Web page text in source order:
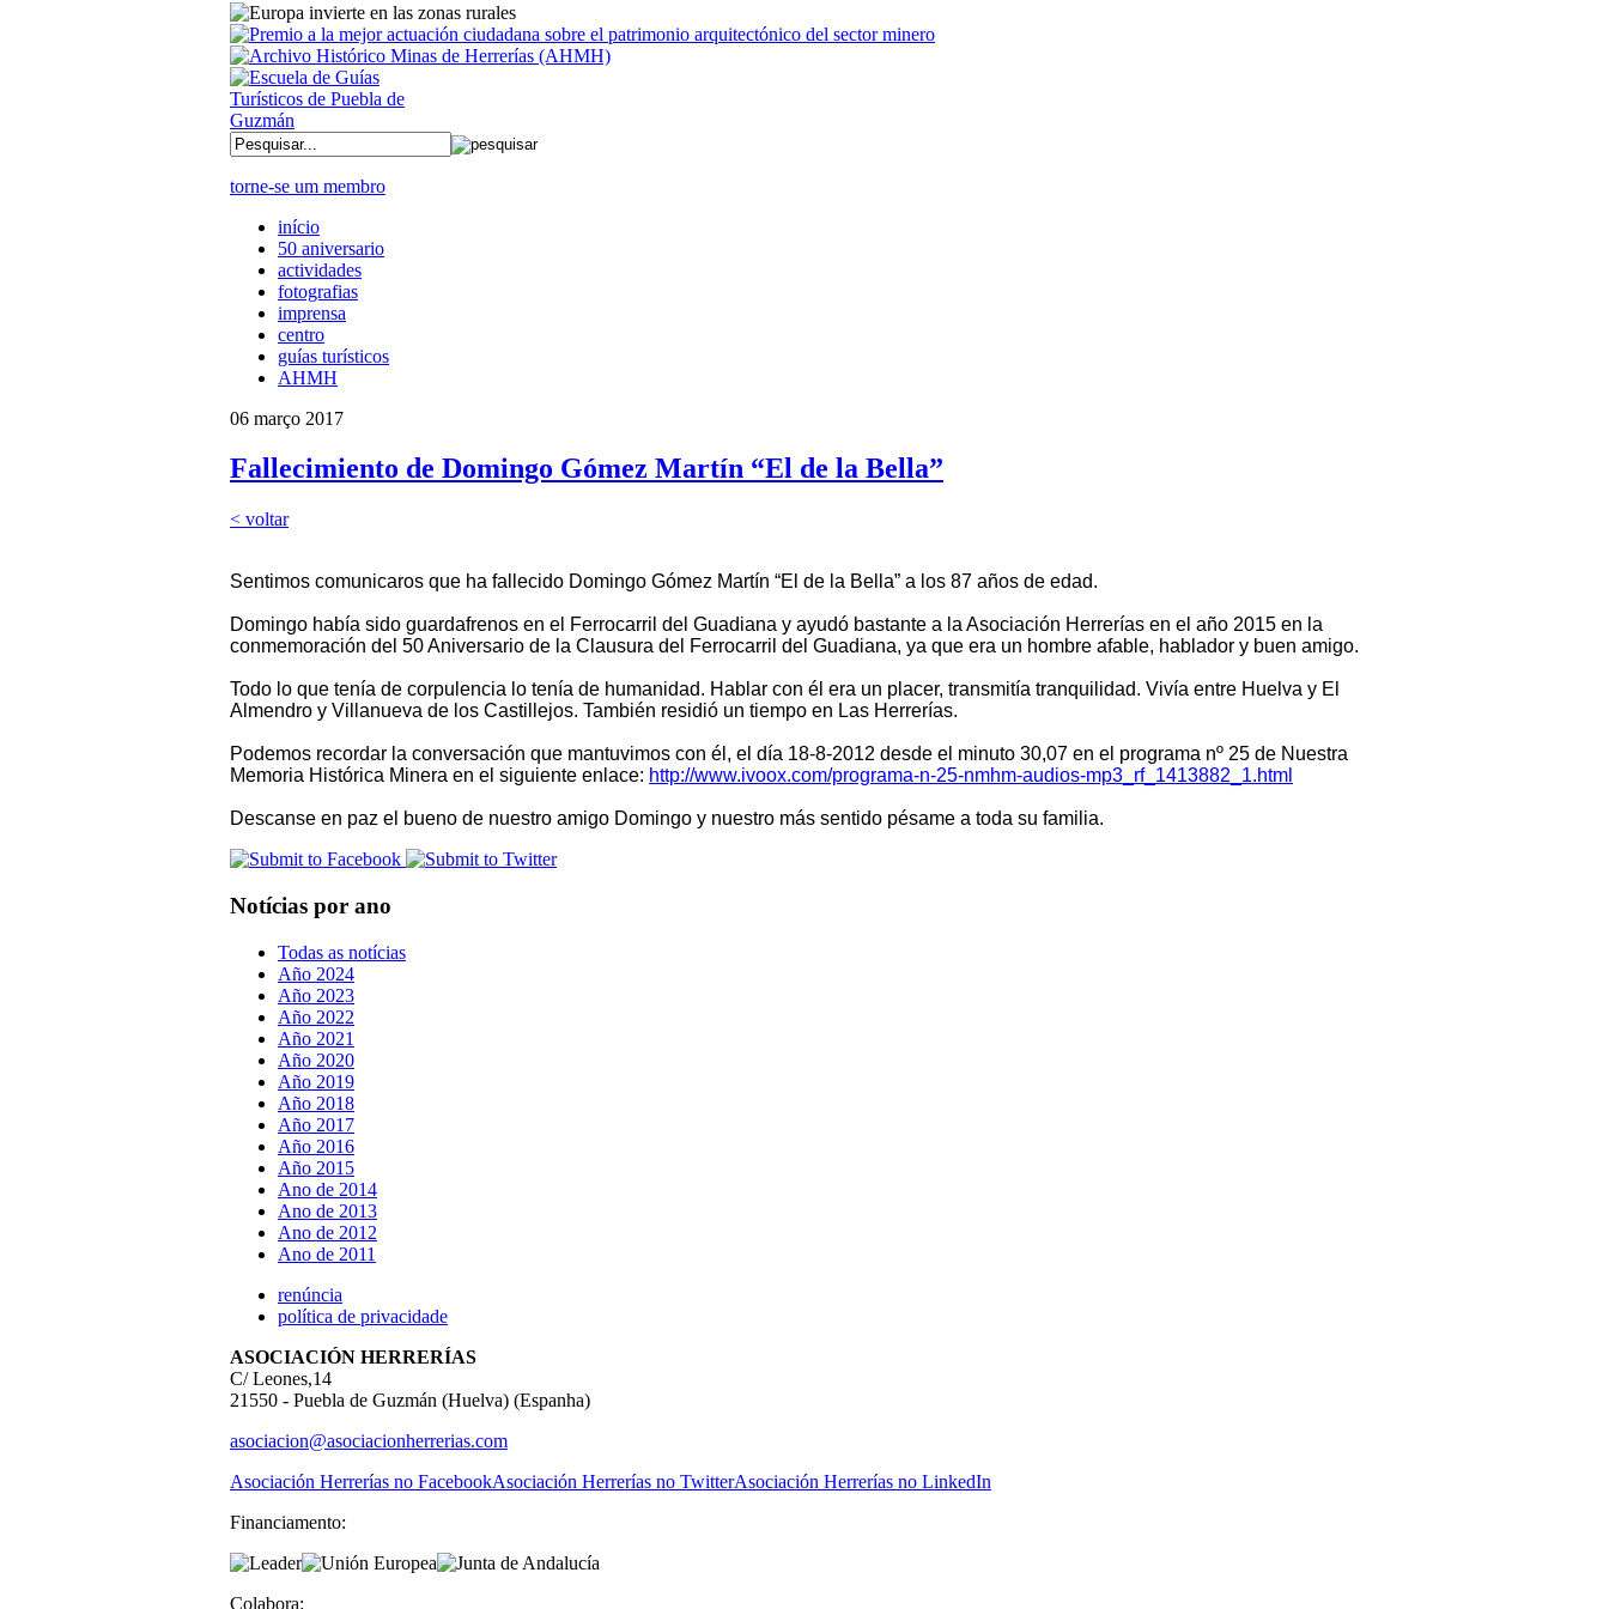
torne-se um membro
início
50 aniversario
actividades
fotografias
imprensa
centro
guías turísticos
AHMH
06 março 2017
Fallecimiento de Domingo Gómez Martín “El de la Bella”
< voltar
Sentimos comunicaros que ha fallecido Domingo Gómez Martín “El de la Bella” a los 87 años de edad.
Domingo había sido guardafrenos en el Ferrocarril del Guadiana y ayudó bastante a la Asociación Herrerías en el año 2015 en la
conmemoración del 50 Aniversario de la Clausura del Ferrocarril del Guadiana, ya que era un hombre afable, hablador y buen amigo.
Todo lo que tenía de corpulencia lo tenía de humanidad. Hablar con él era un placer, transmitía tranquilidad. Vivía entre Huelva y El
Almendro y Villanueva de los Castillejos. También residió un tiempo en Las Herrerías.
Podemos recordar la conversación que mantuvimos con él, el día 18-8-2012 desde el minuto 30,07 en el programa nº 25 de Nuestra
Memoria Histórica Minera en el siguiente enlace: http://www.ivoox.com/programa-n-25-nmhm-audios-mp3_rf_1413882_1.html
Descanse en paz el bueno de nuestro amigo Domingo y nuestro más sentido pésame a toda su familia.
Notícias por ano
Todas as notícias
Año 2024
Año 2023
Año 2022
Año 2021
Año 2020
Año 2019
Año 2018
Año 2017
Año 2016
Año 2015
Ano de 2014
Ano de 2013
Ano de 2012
Ano de 2011
renúncia
política de privacidade
ASOCIACIÓN HERRERÍAS
C/ Leones,14
21550 - Puebla de Guzmán (Huelva) (Espanha)
asociacion@asociacionherrerias.com
Asociación Herrerías no FacebookAsociación Herrerías no TwitterAsociación Herrerías no LinkedIn
Financiamento:
Colabora: